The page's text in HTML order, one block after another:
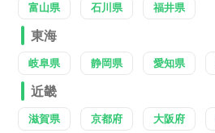
富山県 石川県 福井県
東海
岐阜県 静岡県 愛知県
近畿
滋賀県 京都府 大阪府